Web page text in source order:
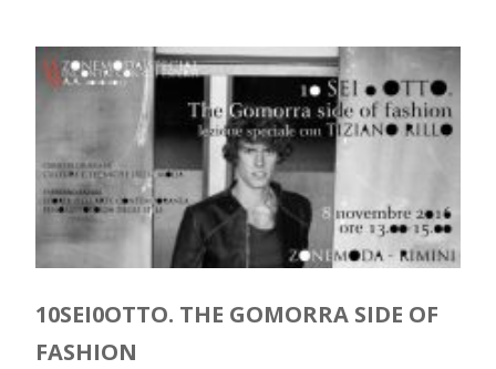
10SEI0OTTO. THE GOMORRA SIDE OF
FASHION